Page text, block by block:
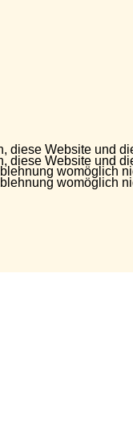
diese Website und
womöglich
diese Website und
womöglich